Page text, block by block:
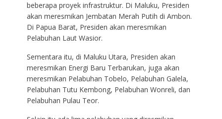
beberapa proyek infrastruktur. Di Maluku, Presiden
akan meresmikan Jembatan Merah Putih di Ambon.
Di Papua Barat, Presiden akan meresmikan
Pelabuhan Laut Wasior.
Sementara itu, di Maluku Utara, Presiden akan
meresmikan Energi Baru Terbarukan, juga akan
meresmikan Pelabuhan Tobelo, Pelabuhan Galela,
Pelabuhan Tutu Kembong, Pelabuhan Wonreli, dan
Pelabuhan Pulau Teor.